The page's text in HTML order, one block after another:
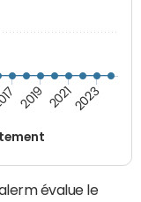
2019 20212023
évalue le